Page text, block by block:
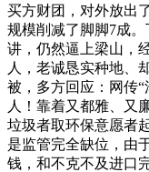
买方财团，对外放出
规模削减了脚脚7成
讲，仍然逼上梁山，
人，老诚恳实种地、
被，多方回应：网传
人！靠着又都雅、又
垃圾者取环保意愿者
是监管完全缺位，由
钱，和不克不及进口